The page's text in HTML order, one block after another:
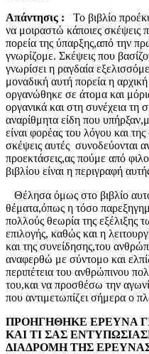
Απάντησις :
Το βιβλίο
να μοιραστώ κάποιες σκέψεις
πορεία της ύπαρξης,από την
γνωρίζομε. Σκέψεις που
γνωρίσει η ραγδαία
μοναδική αυτή πορεία η
οργανώθηκε σε άτομα και
οργανικά και στη συνέχεια τη
αναρίθμητα είδη που
είναι φορέας του λόγου και
σκέψεις αυτές συνοδεύονται
προεκτάσεις,ας πούμε από
βιβλίου είναι η περιγραφή
Θέλησα όμως στο βιβλίο
θέματα,όπως η τόσο
πολλούς θεωρία της εξέλιξης
επιλογής, καθώς και η
και της συνείδησης,του
αναφερθώ με σύντομο και
περιπέτεια του ανθρώπινου
του,και να προσθέσω την
που αντιμετωπίζει σήμερα ο
ΠΡΟΗΓΗΘΗΚΕ ΕΡΕΥΝΑ
ΚΑΙ ΤΙ ΣΑΣ
ΔΙΑΔΡΟΜΗ ΤΗΣ